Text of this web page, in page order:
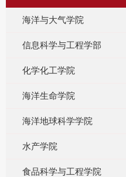
海洋与大气学院
信息科学与工程学部
化学化工学院
海洋生命学院
海洋地球科学学院
水产学院
食品科学与工程学院